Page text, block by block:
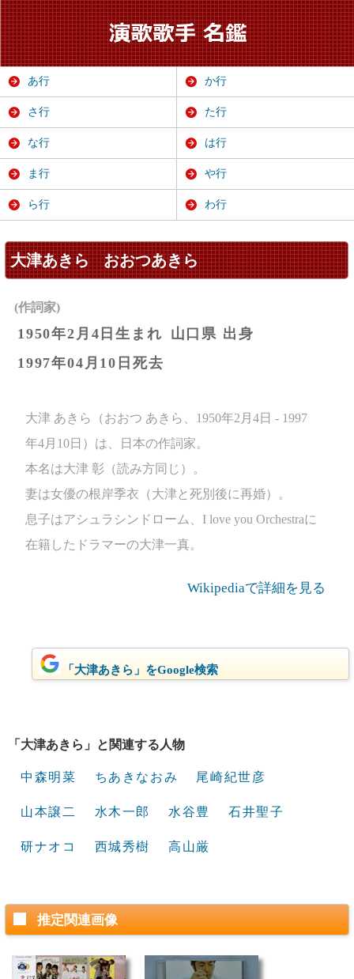
大津あきら おおつあきら
(作詞家)
1950年2月4日生まれ
山口県 出身
1997年04月10日死去
大津 あきら（おおつ あきら、1950年2月4日 - 1997
年4月10日）は、日本の作詞家。
本名は大津 彰（読み方同じ）。
妻は女優の根岸季衣（大津と死別後に再婚）。
息子はアシュラシンドローム、I love you Orchestraに
在籍したドラマーの大津一真。
Wikipediaで詳細を見る
「大津あきら」をGoogle検索
「大津あきら」と関連する人物
中森明菜 ちあきなおみ 尾崎紀世彦
山本譲二 水木一郎 水谷豊 石井聖子
研ナオコ 西城秀樹 高山厳
推定関連画像
あ行 か行
さ行 た行
な行 は行
ま行 や行
ら行 わ行